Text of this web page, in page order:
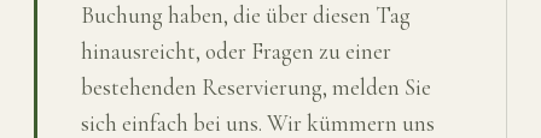
Buchung haben, die über diesen Tag
hinausreicht, oder Fragen zu einer
bestehenden Reservierung, melden Sie
sich einfach bei uns. Wir kümmern uns